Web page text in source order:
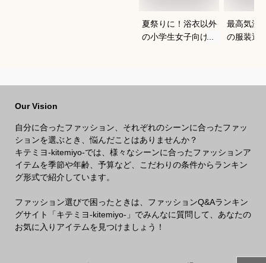
夏祭りに！浴衣以外
の小学生女子向け服
最高気温
の服装選
Our Vision
自分に合ったファッション、それぞれのシーンに合ったファッ
ションを選ぶとき、悩んだことはありませんか？
キテミヨ-kitemiyo-では、様々なシーンに合ったファッションア
イテムを季節や年齢、予算など、こだわりの条件からランキン
グ形式で紹介しています。
ファッション選びで困ったときは、ファッションQ&Aランキン
グサイト「キテミヨ-kitemiyo-」でみんなに質問して、あなたの
お気に入りアイテムを見つけましょう！